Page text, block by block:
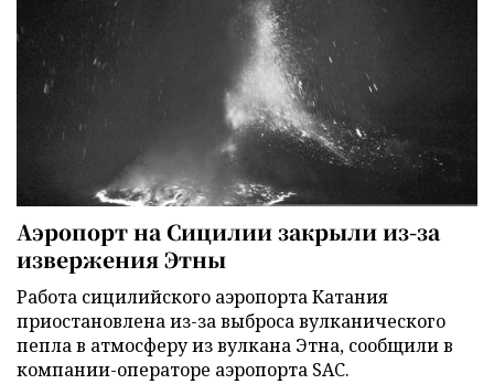
Аэропорт на Сицилии закрыли из-за
извержения Этны
Работа сицилийского аэропорта Катания
приостановлена из-за выброса вулканического
пепла в атмосферу из вулкана Этна, сообщили в
компании-операторе аэропорта SAC.